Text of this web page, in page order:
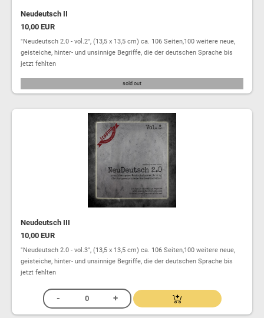
Neudeutsch II
10,00 EUR
"Neudeutsch 2.0 - vol.2", (13,5 x 13,5 cm) ca. 106 Seiten,100 weitere neue,
geisteiche, hinter- und unsinnige Begriffe, die der deutschen Sprache bis
jetzt fehlten
sold out
Neudeutsch III
10,00 EUR
"Neudeutsch 2.0 - vol.3", (13,5 x 13,5 cm) ca. 106 Seiten,100 weitere neue,
geisteiche, hinter- und unsinnige Begriffe, die der deutschen Sprache bis
jetzt fehlten